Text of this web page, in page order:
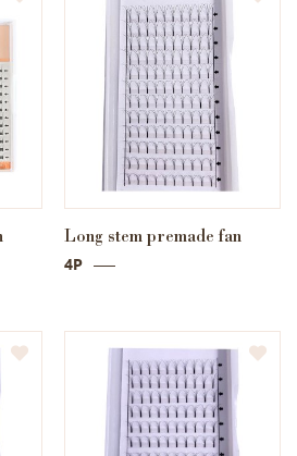
Long stem premade fan
4P